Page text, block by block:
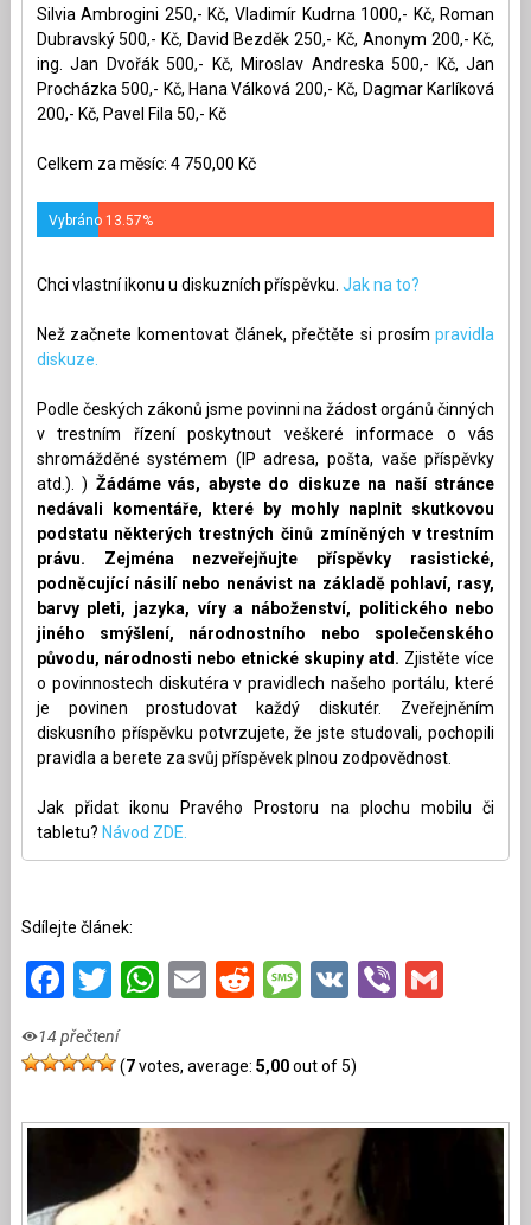
Silvia Ambrogini 250,- Kč, Vladimír Kudrna 1000,- Kč, Roman
Dubravský 500,- Kč, David Bezděk 250,- Kč, Anonym 200,- Kč,
ing. Jan Dvořák 500,- Kč, Miroslav Andreska 500,- Kč, Jan
Procházka 500,- Kč, Hana Válková 200,- Kč, Dagmar Karlíková
200,- Kč, Pavel Fila 50,- Kč
Celkem za měsíc: 4 750,00 Kč
Vybráno 13.57%
Chci vlastní ikonu u diskuzních příspěvku. Jak na to?
Než začnete komentovat článek, přečtěte si prosímpravidla
diskuze.
Podle českých zákonů jsme povinni na žádost orgánů činných
v trestním řízení poskytnout veškeré informace o vás
shromážděné systémem (IP adresa, pošta, vaše příspěvky
atd.). ) Žádáme vás, abyste do diskuze na naší stránce
nedávali komentáře, které by mohly naplnit skutkovou
podstatu některých trestných činů zmíněných v trestním
právu. Zejména nezveřejňujte příspěvky rasistické,
podněcující násilí nebo nenávist na základě pohlaví, rasy,
barvy pleti, jazyka, víry a náboženství, politického nebo
jiného smýšlení, národnostního nebo společenského
původu, národnosti nebo etnické skupiny atd. Zjistěte více
o povinnostech diskutéra v pravidlech našeho portálu, které
je povinen prostudovat každý diskutér. Zveřejněním
diskusního příspěvku potvrzujete, že jste studovali, pochopili
pravidla a berete za svůj příspěvek plnou zodpovědnost.
Jak přidat ikonu Pravého Prostoru na plochu mobilu či
tabletu? Návod ZDE.
Sdílejte článek:
Facebook
Twitter
WhatsApp
EmailRedditMessage
VKViber
14 přečtení
(7votes, average: 5,00out of 5)